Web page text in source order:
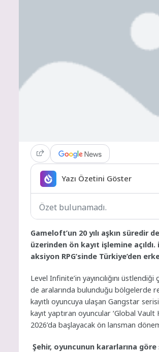
Yazı Özetini Göster
Özet bulunamadı.
Gameloft’un 20 yılı aşkın
üzerinden ön kayıt işlemine
aksiyon RPG’sinde Türkiye’den
Level Infinite’in yayıncılığını
de aralarında bulunduğu bölgelerde
kayıtlı oyuncuya ulaşan Gangstar
kayıt yaptıran oyuncular ‘Global
2026’da başlayacak ön lansman
Şehir, oyuncunun kararlarına